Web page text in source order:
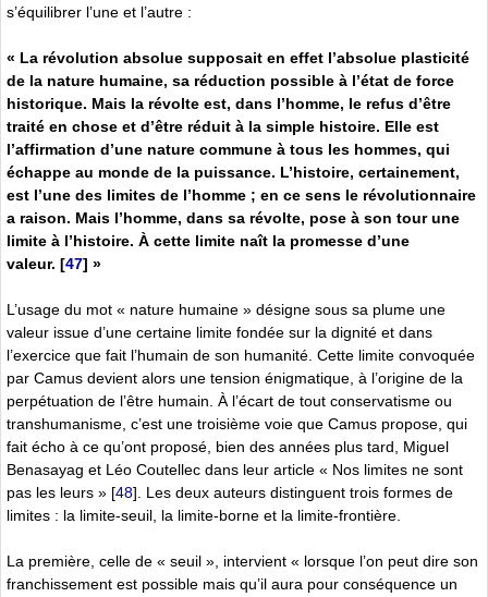
s’équilibrer l’une et l’autre :
« La révolution absolue supposait en effet l’absolue plasticité
de la nature humaine, sa réduction possible à l’état de force
historique. Mais la révolte est, dans l’homme, le refus d’être
traité en chose et d’être réduit à la simple histoire. Elle est
l’affirmation d’une nature commune à tous les hommes, qui
échappe au monde de la puissance. L’histoire, certainement,
est l’une des limites de l’homme ; en ce sens le révolutionnaire
a raison. Mais l’homme, dans sa révolte, pose à son tour une
limite à l’histoire. À cette limite naît la promesse d’une
valeur. [47] »
L’usage du mot « nature humaine » désigne sous sa plume une
valeur issue d’une certaine limite fondée sur la dignité et dans
l’exercice que fait l’humain de son humanité. Cette limite convoquée
par Camus devient alors une tension énigmatique, à l’origine de la
perpétuation de l’être humain. À l’écart de tout conservatisme ou
transhumanisme, c’est une troisième voie que Camus propose, qui
fait écho à ce qu’ont proposé, bien des années plus tard, Miguel
Benasayag et Léo Coutellec dans leur article « Nos limites ne sont
pas les leurs » [48]. Les deux auteurs distinguent trois formes de
limites : la limite-seuil, la limite-borne et la limite-frontière.
La première, celle de « seuil », intervient « lorsque l’on peut dire son
franchissement est possible mais qu’il aura pour conséquence un